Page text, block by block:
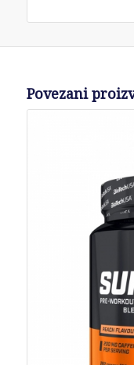
Povezani